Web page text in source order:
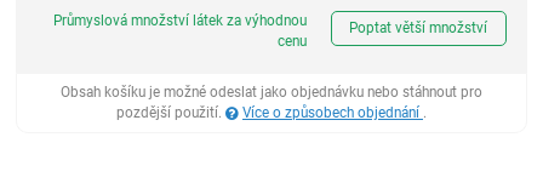
Průmyslová množství látek za výhodnou
cenu
Poptat větší množství
Obsah košíku je možné odeslat jako objednávku nebo stáhnout pro
pozdější použití.
Více o způsobech objednání .